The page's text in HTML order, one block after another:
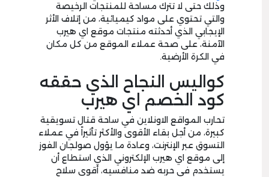
وذلك حتى لا تترك مساحة للمنتجات الرخيصة
والتي تحتوي على مواد كيميائية، من إتلاف الأثر
الإيجابي الذي أحدثته منتجات موقع اي هيرب
الآمنة، على صحة عملاء الموقع من كل مكان
في الكرة الأرضية.
كواليس النجاح الذي حققه
كود الخصم اي هيرب
تحارب المواقع الاونلاين في ساحة قتال تسويقية
كبيرة، من أجل بقاء الأقوى والأكثر تأثيراً في عملاء
التسوق عبر الإنترنت، وعادة ما يؤول صولجان الفوز
إلى موقع اي هيرب الإلكتروني الذي استطاع أن
يستخدم في حربه ضد منافسيه، أقوى سلاح